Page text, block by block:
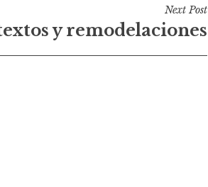
Next Post
y remodelaciones